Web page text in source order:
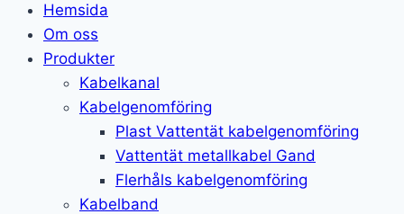
Hemsida
Om oss
Produkter
Kabelkanal
Kabelgenomföring
Plast Vattentät kabelgenomföring
Vattentät metallkabel Gand
Flerhåls kabelgenomföring
Kabelband